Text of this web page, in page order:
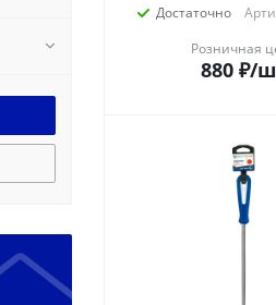
Достаточно
Розничная
880 ₽/